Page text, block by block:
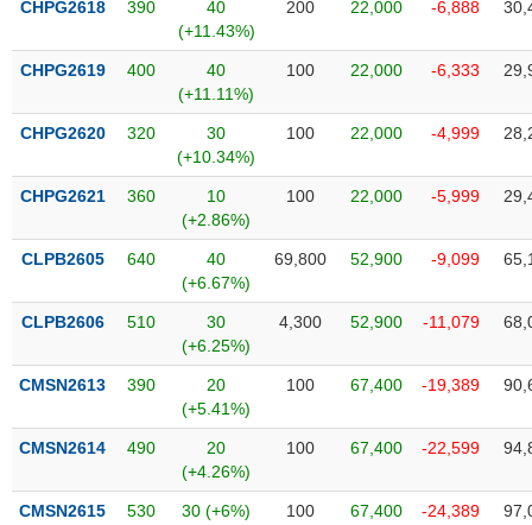
Tâm
thị
trường
CHPG2618 390
40
(+11.43%)
200 22,000 -6,888
CHPG2619 400
40
(+11.11%)
100 22,000 -6,333
CHPG2620 320
30
(+10.34%)
100 22,000 -4,999
CHPG2621 360
10
(+2.86%)
100 22,000 -5,999
CLPB2605 640
40
(+6.67%)
69,800 52,900 -9,099
CLPB2606 510
30
(+6.25%)
4,300 52,900 -11,079
CMSN2613 390
20
(+5.41%)
100 67,400 -19,389
CMSN2614 490
20
(+4.26%)
100 67,400 -22,599
CMSN2615 530 30 (+6%) 100 67,400 -24,389
DÙNG
THIẾT
YẾU
TIÊU
THIẾT
YẾU
CHĂM